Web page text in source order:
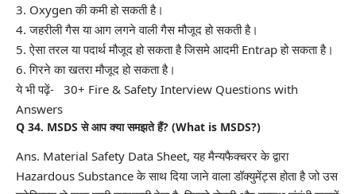
3. Oxygen की कमी हो सकती है।
4. जहरीली गैस या आग लगने वाली गैस मौजूद हो सकती है।
5. ऐसा तरल या पदार्थ मौजूद हो सकता है जिसमे आदमी Entrap हो सकता है।
6. गिरने का खतरा मौजूद हो सकता है।
ये भी पढ़ें- 30+ Fire & Safety Interview Questions with
Answers
Q 34. MSDS से आप क्या समझते हैं? (What is MSDS?)
Ans. Material Safety Data Sheet, यह मैन्यफैक्चरर के द्वारा
Hazardous Substance के साथ दिया जाने वाला डॉक्युमेंट्स होता है जो उस